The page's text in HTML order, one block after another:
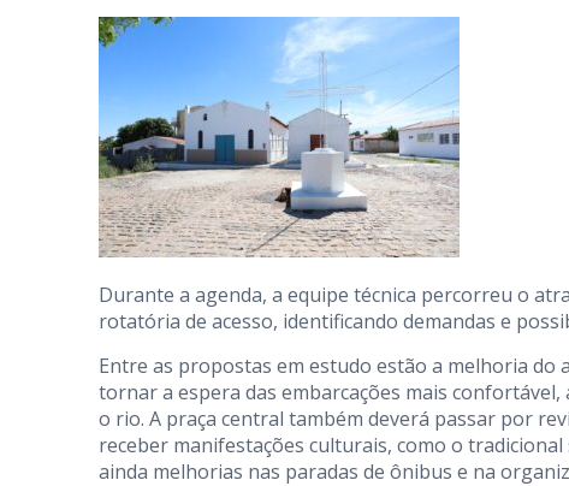
Durante a agenda, a equipe técnica percorreu o
rotatória de acesso, identificando demandas e
Entre as propostas em estudo estão a melhoria
tornar a espera das embarcações mais
o rio. A praça central também deverá passar por
receber manifestações culturais, como o
ainda melhorias nas paradas de ônibus e na